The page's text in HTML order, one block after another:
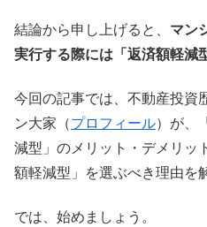
結論から申し上げると、 マン
実行する際には「返済額軽減
今回の記事では、不動産投資
ン大家（プロフィール）が、
減型」のメリット・デメリッ
額軽減型」を選ぶべき理由を
では、始めましょう。